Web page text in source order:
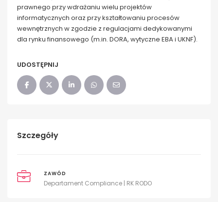
prawnego przy wdrażaniu wielu projektów
informatycznych oraz przy kształtowaniu procesów
wewnętrznych w zgodzie z regulacjami dedykowanymi
dla rynku finansowego (m.in. DORA, wytyczne EBA i UKNF).
UDOSTĘPNIJ
Szczegóły
ZAWÓD
Departament Compliance | RK RODO